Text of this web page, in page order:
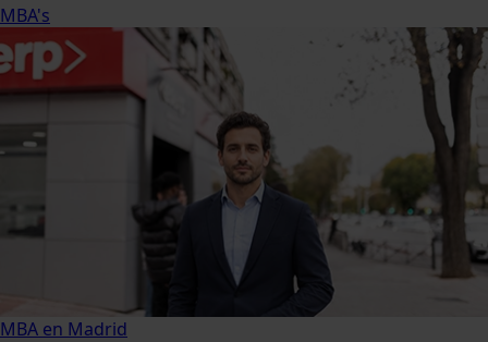
MBA's
MBA en Madrid